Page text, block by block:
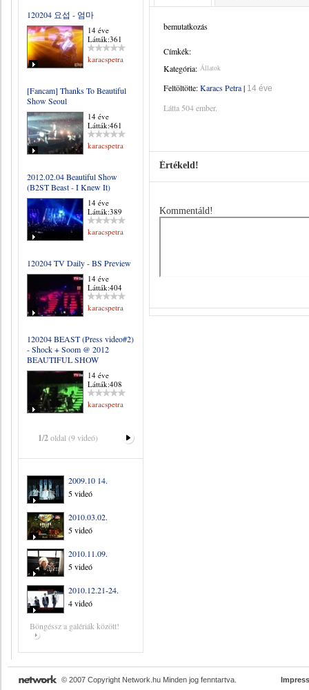
120204 요섭 - 엄마
14 éve
Látták:361
karacspetra
[Fancam] Thanks To Beautiful
Show Seoul
14 éve
Látták:461
karacspetra
2012.02.04 Beautiful Show
(B2ST Beast - I Knew It)
14 éve
Látták:389
karacspetra
120204 TV Daily - BS Preview
14 éve
Látták:404
karacspetra
120204 BEAST (Press video#2)
- Shock + Soom @ 2012
BEAUTIFUL SHOW
14 éve
Látták:408
karacspetra
1/2oldal (9 videó)
2009.10 14.
5 videó
2010.03.02.
5 videó
2010.11.09.
5 videó
2010.12.21-24.
4 videó
Böngéssz a galériák között!
bemutatkozás
Címkék:
Kategória: Állatok
Feltöltötte:Karacs Petra| 14 éve
Látta 504 ember.
Értékeld!
Kommentáld!
© 2007 Copyright Network.hu Minden jog fenntartva.